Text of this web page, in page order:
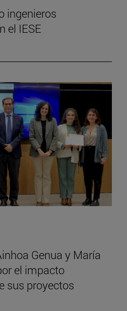
ingenieros
el IESE
Genua y María
el impacto
sus proyectos